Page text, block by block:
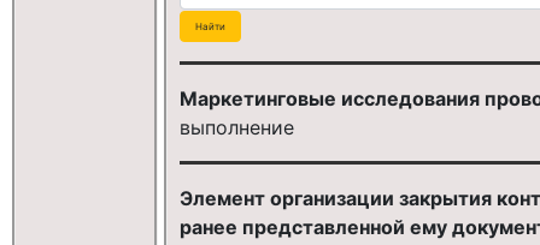
Маркетинговые исследования
выполнение
Элемент организации закрытия
ранее представленной ему